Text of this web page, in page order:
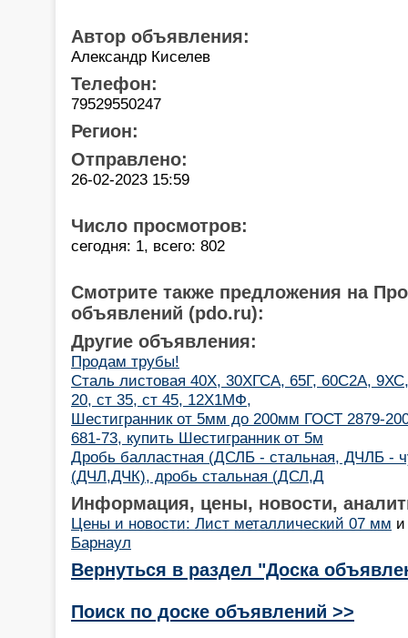
Автор объявления:
Александр Киселев
Телефон:
79529550247
Регион:
Отправлено:
26-02-2023 15:59
Число просмотров:
сегодня: 1, всего: 802
Смотрите также предложения на
объявлений (pdo.ru):
Другие объявления:
Продам трубы!
Сталь листовая 40Х, 30ХГСА, 65Г, 60С2А,
20, ст 35, ст 45, 12Х1МФ,
Шестигранник от 5мм до 200мм ГОСТ 2879-
681-73, купить Шестигранник от 5м
Дробь балластная (ДСЛБ - стальная, ДЧЛБ -
(ДЧЛ,ДЧК), дробь стальная (ДСЛ,Д
Информация, цены, новости,
Цены и новости: Лист металлический 07 мм
Барнаул
Вернуться в раздел "Доска
Поиск по доске объявлений >>